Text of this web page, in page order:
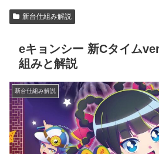
新台仕組み解説
eキョンシー 新Cタイム
組みと解説
新台仕組み解説